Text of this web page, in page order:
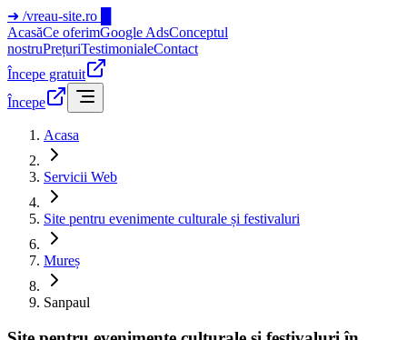
➜ /vreau-site.ro
AcasăCe oferimGoogle AdsConceptul
nostruPrețuriTestimonialeContact
Începe gratuit
Începe
Acasa
Servicii Web
Site pentru evenimente culturale și festivaluri
Mureș
Sanpaul